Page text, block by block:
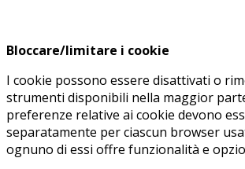
Bloccare/limitare i cookie
I cookie possono essere disattivati o
strumenti disponibili nella maggior
preferenze relative ai cookie devono
separatamente per ciascun browser
ognuno di essi offre funzionalità e